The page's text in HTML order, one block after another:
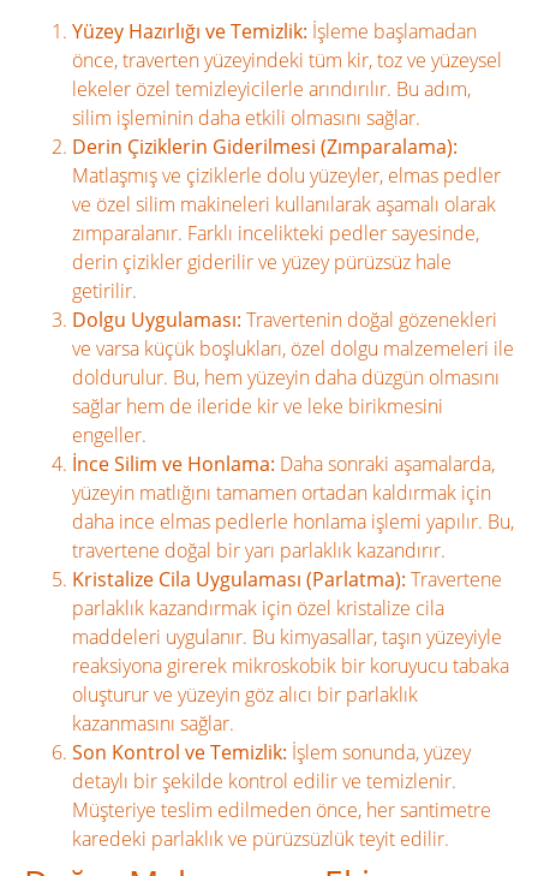
Yüzey Hazırlığı ve Temizlik: İşleme başlamadan
önce, traverten yüzeyindeki tüm kir, toz ve yüzeysel
lekeler özel temizleyicilerle arındırılır. Bu adım,
silim işleminin daha etkili olmasını sağlar.
Derin Çiziklerin Giderilmesi (Zımparalama):
Matlaşmış ve çiziklerle dolu yüzeyler, elmas pedler
ve özel silim makineleri kullanılarak aşamalı olarak
zımparalanır. Farklı incelikteki pedler sayesinde,
derin çizikler giderilir ve yüzey pürüzsüz hale
getirilir.
Dolgu Uygulaması: Travertenin doğal gözenekleri
ve varsa küçük boşlukları, özel dolgu malzemeleri ile
doldurulur. Bu, hem yüzeyin daha düzgün olmasını
sağlar hem de ileride kir ve leke birikmesini
engeller.
İnce Silim ve Honlama: Daha sonraki aşamalarda,
yüzeyin matlığını tamamen ortadan kaldırmak için
daha ince elmas pedlerle honlama işlemi yapılır. Bu,
travertene doğal bir yarı parlaklık kazandırır.
Kristalize Cila Uygulaması (Parlatma): Travertene
parlaklık kazandırmak için özel kristalize cila
maddeleri uygulanır. Bu kimyasallar, taşın yüzeyiyle
reaksiyona girerek mikroskobik bir koruyucu tabaka
oluşturur ve yüzeyin göz alıcı bir parlaklık
kazanmasını sağlar.
Son Kontrol ve Temizlik: İşlem sonunda, yüzey
detaylı bir şekilde kontrol edilir ve temizlenir.
Müşteriye teslim edilmeden önce, her santimetre
karedeki parlaklık ve pürüzsüzlük teyit edilir.